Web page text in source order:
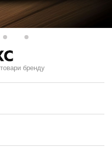
товари бренду